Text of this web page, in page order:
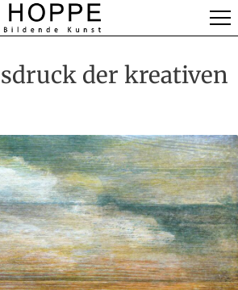
der kreativen